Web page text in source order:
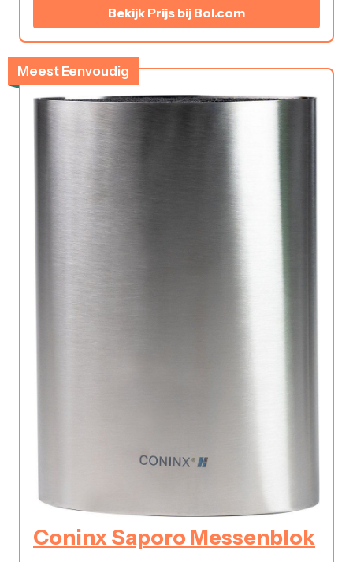
Bekijk Prijs bij Bol.com
Meest Eenvoudig
Coninx Saporo Messenblok